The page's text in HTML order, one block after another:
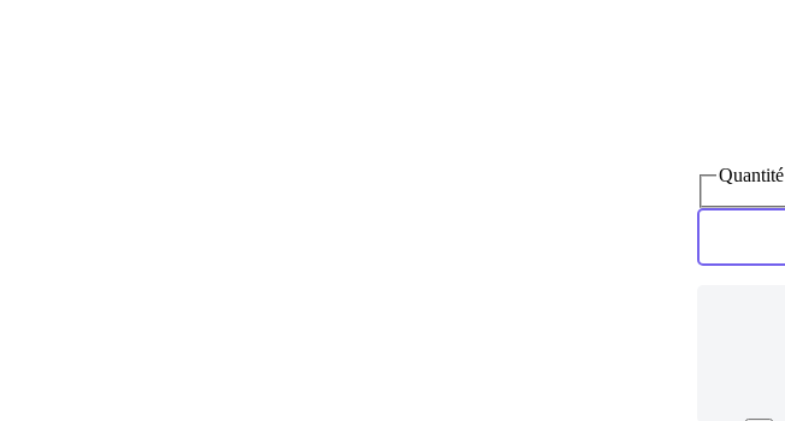
Quantité